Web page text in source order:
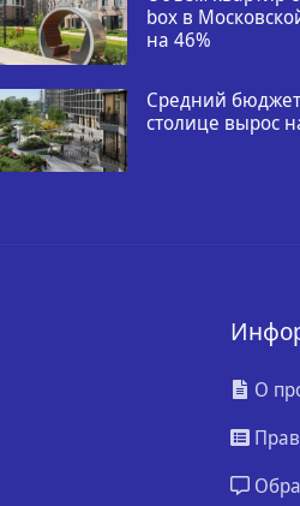
box в
на 46%
Средний
столице вырос
О